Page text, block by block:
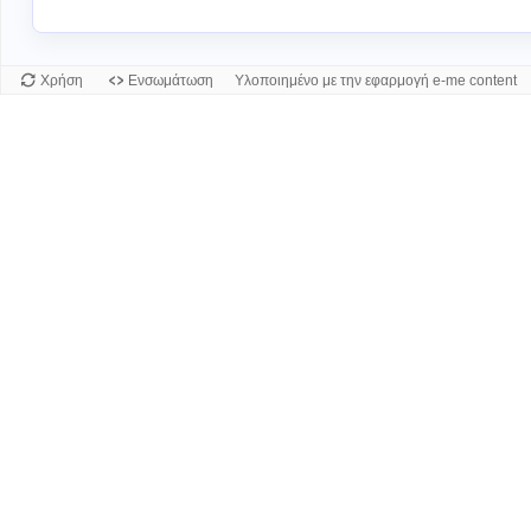
Χρήση Ενσωμάτωση Υλοποιημένο με την εφαρμογή e-me content